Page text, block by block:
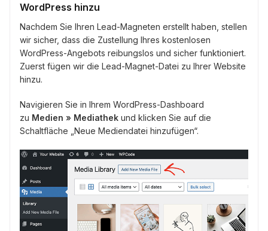
WordPress hinzu
Nachdem Sie Ihren Lead-Magneten erstellt haben, stellen
wir sicher, dass die Zustellung Ihres kostenlosen
WordPress-Angebots reibungslos und sicher funktioniert.
Zuerst fügen wir die Lead-Magnet-Datei zu Ihrer Website
hinzu.
Navigieren Sie in Ihrem WordPress-Dashboard
zu Medien » Mediathek und klicken Sie auf die
Schaltfläche „Neue Mediendatei hinzufügen“.